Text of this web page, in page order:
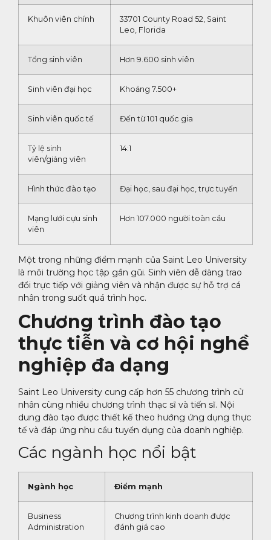
Khuôn viên chính
33701 County Road 52, Saint
Leo, Florida
Tổng sinh viên Hơn 9.600 sinh viên
Sinh viên đại học Khoảng 7.500+
Sinh viên quốc tế Đến từ 101 quốc gia
Tỷ lệ sinh
viên/giảng viên
14:1
Hình thức đào tạo Đại học, sau đại học, trực tuyến
Mạng lưới cựu sinh
viên
Hơn 107.000 người toàn cầu
Một trong những điểm mạnh của Saint Leo University
là môi trường học tập gần gũi. Sinh viên dễ dàng trao
đổi trực tiếp với giảng viên và nhận được sự hỗ trợ cá
nhân trong suốt quá trình học.
Chương trình đào tạo
thực tiễn và cơ hội nghề
nghiệp đa dạng
Saint Leo University cung cấp hơn 55 chương trình cử
nhân cùng nhiều chương trình thạc sĩ và tiến sĩ. Nội
dung đào tạo được thiết kế theo hướng ứng dụng thực
tế và đáp ứng nhu cầu tuyển dụng của doanh nghiệp.
Các ngành học nổi bật
Ngành học Điểm mạnh
Business
Administration
Chương trình kinh doanh được
đánh giá cao